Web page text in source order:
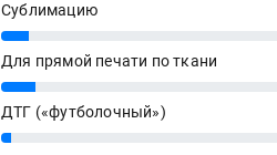
Сублимацию
8%
Для прямой печати по ткани
10%
ДТГ («футболочный»)
3%